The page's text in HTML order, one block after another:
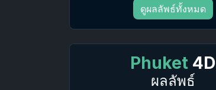
ดูผลลัพธ์ทั้งหมด
Phuket 4D
ผลลัพธ์